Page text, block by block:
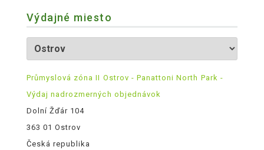
Výdajné miesto
Průmyslová zóna II Ostrov - Panattoni North Park -
Výdaj nadrozmerných objednávok
Dolní Žďár 104
363 01 Ostrov
Česká republika